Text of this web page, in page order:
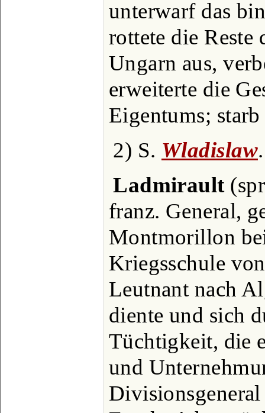
unterwarf das
rottete die Reste
Ungarn aus,
erweiterte die
Eigentums;
2) S. Wladislaw.
Ladmirault
franz. General,
Montmorillon
Kriegsschule
Leutnant nach
diente und sich
Tüchtigkeit, die
und